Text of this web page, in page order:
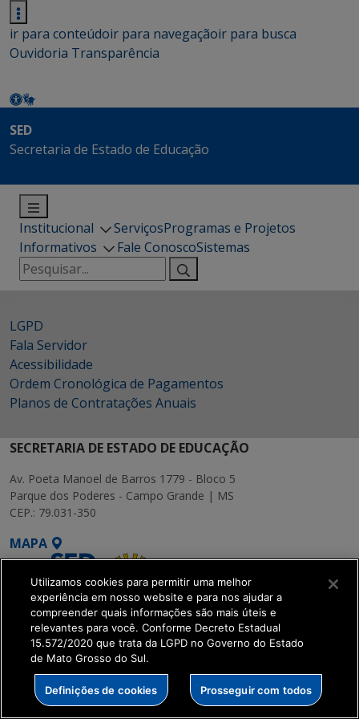
ir para conteúdoir para navegaçãoir para busca
Ouvidoria Transparência
SED
Secretaria de Estado de Educação
Institucional ServiçosProgramas e Projetos
Informativos
Fale ConoscoSistemas
Pesquisar
por:
LGPD
Fala Servidor
Acessibilidade
Ordem Cronológica de Pagamentos
Planos de Contratações Anuais
SECRETARIA DE ESTADO DE EDUCAÇÃO
Av. Poeta Manoel de Barros 1779 - Bloco 5
Parque dos Poderes - Campo Grande | MS
CEP.: 79.031-350
MAPA
SETDIG | Secretaria-
Executiva de
Transformação Digital
Utilizamos cookies para permitir uma melhor
experiência em nosso website e para nos ajudar a
compreender quais informações são mais úteis e
relevantes para você. Conforme Decreto Estadual
15.572/2020 que trata da LGPD no Governo do Estado
de Mato Grosso do Sul.
Definições de cookies Prosseguir com todos